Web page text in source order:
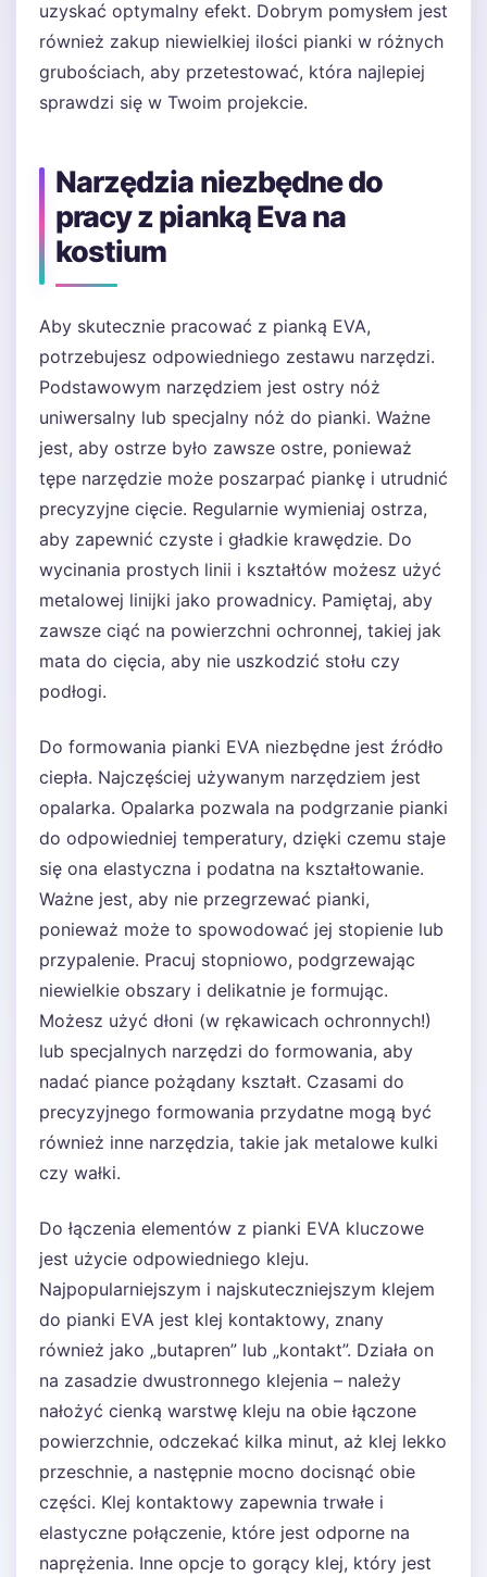
uzyskać optymalny efekt. Dobrym pomysłem jest
również zakup niewielkiej ilości pianki w różnych
grubościach, aby przetestować, która najlepiej
sprawdzi się w Twoim projekcie.
Narzędzia niezbędne do
pracy z pianką Eva na
kostium
Aby skutecznie pracować z pianką EVA,
potrzebujesz odpowiedniego zestawu narzędzi.
Podstawowym narzędziem jest ostry nóż
uniwersalny lub specjalny nóż do pianki. Ważne
jest, aby ostrze było zawsze ostre, ponieważ
tępe narzędzie może poszarpać piankę i utrudnić
precyzyjne cięcie. Regularnie wymieniaj ostrza,
aby zapewnić czyste i gładkie krawędzie. Do
wycinania prostych linii i kształtów możesz użyć
metalowej linijki jako prowadnicy. Pamiętaj, aby
zawsze ciąć na powierzchni ochronnej, takiej jak
mata do cięcia, aby nie uszkodzić stołu czy
podłogi.
Do formowania pianki EVA niezbędne jest źródło
ciepła. Najczęściej używanym narzędziem jest
opalarka. Opalarka pozwala na podgrzanie pianki
do odpowiedniej temperatury, dzięki czemu staje
się ona elastyczna i podatna na kształtowanie.
Ważne jest, aby nie przegrzewać pianki,
ponieważ może to spowodować jej stopienie lub
przypalenie. Pracuj stopniowo, podgrzewając
niewielkie obszary i delikatnie je formując.
Możesz użyć dłoni (w rękawicach ochronnych!)
lub specjalnych narzędzi do formowania, aby
nadać piance pożądany kształt. Czasami do
precyzyjnego formowania przydatne mogą być
również inne narzędzia, takie jak metalowe kulki
czy wałki.
Do łączenia elementów z pianki EVA kluczowe
jest użycie odpowiedniego kleju.
Najpopularniejszym i najskuteczniejszym klejem
do pianki EVA jest klej kontaktowy, znany
również jako „butapren” lub „kontakt”. Działa on
na zasadzie dwustronnego klejenia – należy
nałożyć cienką warstwę kleju na obie łączone
powierzchnie, odczekać kilka minut, aż klej lekko
przeschnie, a następnie mocno docisnąć obie
części. Klej kontaktowy zapewnia trwałe i
elastyczne połączenie, które jest odporne na
naprężenia. Inne opcje to gorący klej, który jest